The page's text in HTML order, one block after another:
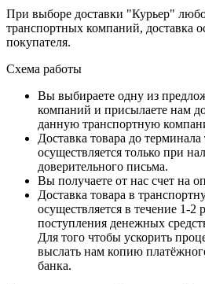
При выборе доставки "Курьер"
транспортных компаний, доставка
покупателя.
Схема работы
Вы выбираете одну из
компаний и присылаете нам
данную транспортную
Доставка товара до
осуществляется только при
доверительного письма.
Вы получаете от нас счет на
Доставка товара в
осуществляется в течение 1-2
поступления денежных
Для того чтобы ускорить
выслать нам копию
банка.